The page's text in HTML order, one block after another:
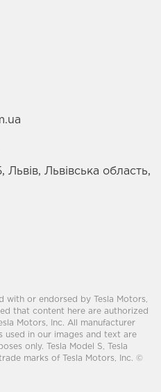
Львівська область,
with or endorsed by Tesla Motors,
that content here are authorized
Motors, Inc. All manufacturer
used in our images and text are
only. Tesla Model S, Tesla
marks of Tesla Motors, Inc. ©